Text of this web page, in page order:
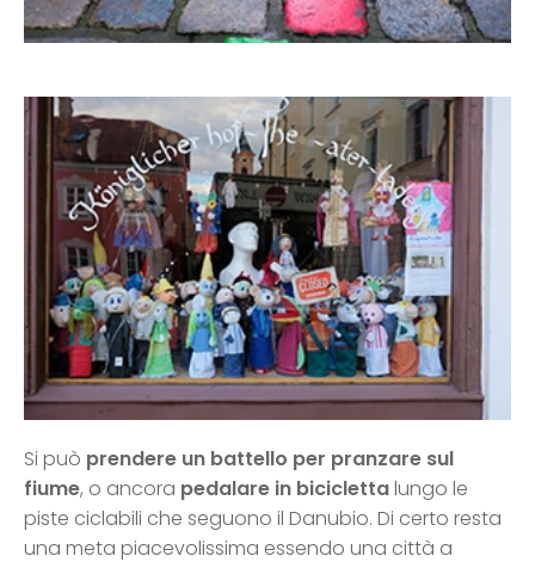
Si può prendere un battello per pranzare sul
fiume, o ancora pedalare in biciclettalungo le
piste ciclabili che seguono il Danubio. Di certo resta
una meta piacevolissima essendo una città a